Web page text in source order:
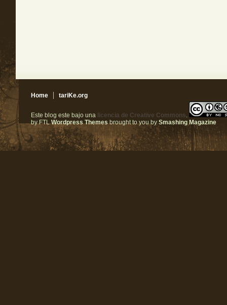
Home tariKe.org
Este blog este bajo una licencia de Creative Commons.
by FTLWordpress Themesbrought to you bySmashing Magazine